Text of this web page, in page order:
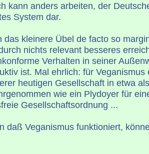
kann anders arbeiten, der
System dar.
das kleinere Übel de facto so
nichts relevant besseres
Verhalten in seiner
ist. Mal ehrlich: für Veganismus
heutigen Gesellschaft in etwa
wie ein Plydoyer für
Gesellschaftsordnung ...
daß Veganismus funktioniert,